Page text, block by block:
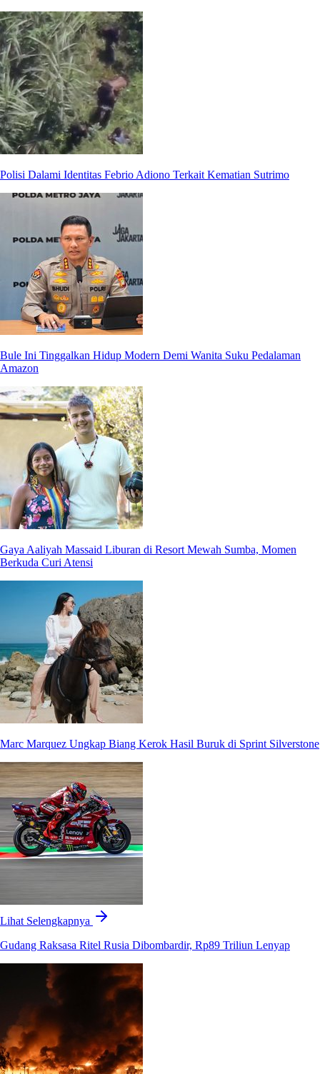
Polisi Dalami Identitas Febrio Adiono Terkait Kematian Sutrimo
Bule Ini Tinggalkan Hidup Modern Demi Wanita Suku Pedalaman
Amazon
Gaya Aaliyah Massaid Liburan di Resort Mewah Sumba, Momen
Berkuda Curi Atensi
Marc Marquez Ungkap Biang Kerok Hasil Buruk di Sprint Silverstone
Lihat Selengkapnya
Gudang Raksasa Ritel Rusia Dibombardir, Rp89 Triliun Lenyap